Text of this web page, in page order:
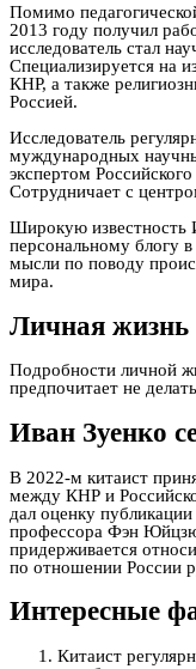
Помимо
2013 году получил
исследователь стал
Специализируется на
КНР, а также
Россией.
Исследователь
муждународных
экспертом
Сотрудничает с
Широкую известность
персональному блогу
мысли по поводу
мира.
Личная жизнь
Подробности личной
предпочитает не
Иван Зуенко
В 2022-м китаист
между КНР и
дал оценку
профессора Фэн
придерживается
по отношении России
Интересные
Китаист